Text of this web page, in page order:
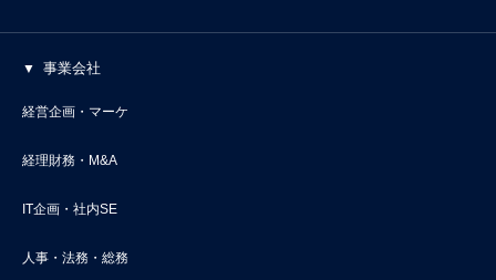
事業会社
経営企画・マーケ
経理財務・M&A
IT企画・社内SE
人事・法務・総務